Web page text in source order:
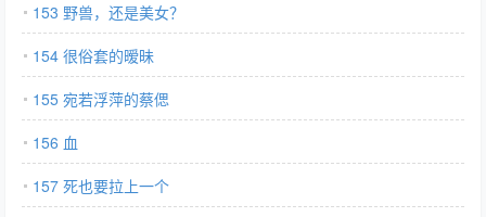
153 野兽，还是美女？
154 很俗套的暧昧
155 宛若浮萍的蔡偲
156 血
157 死也要拉上一个